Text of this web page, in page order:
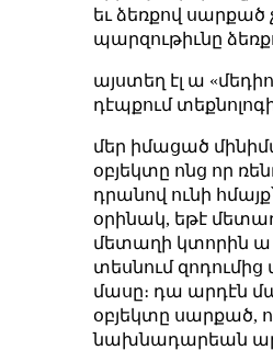
եւ ձեռքով սարքած
պարզութիւնը
այստեղ էլ ա
դէպքում
մեր իմացած
օբյեկտը ոնց որ
դրանով ունի
օրինակ, եթէ
մետաղի կտորին ա
տեսնում զոդումից
մասը։ դա արդէն
օբյեկտը սարքած,
նախնադարեան